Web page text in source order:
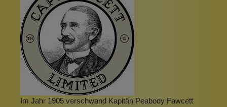
Im Jahr 1905 verschwand Kapitän Peabody Fawcett